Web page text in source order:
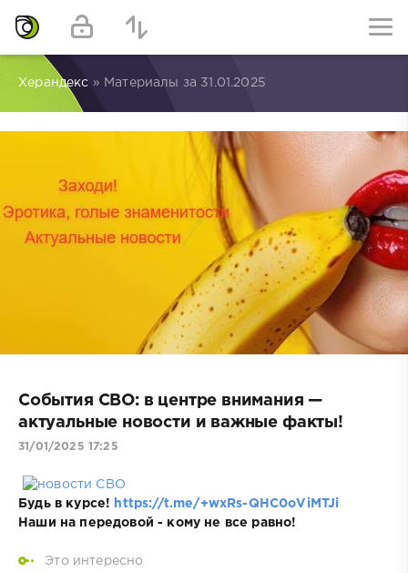
Херандекс » Материалы за 31.01.2025
События СВО: в центре внимания —
актуальные новости и важные факты!
31/01/2025 17:25
Будь в курсе!
https://t.me/+wxRs-QHC0oViMTJi
Наши на передовой - кому не все равно!
Это интересно